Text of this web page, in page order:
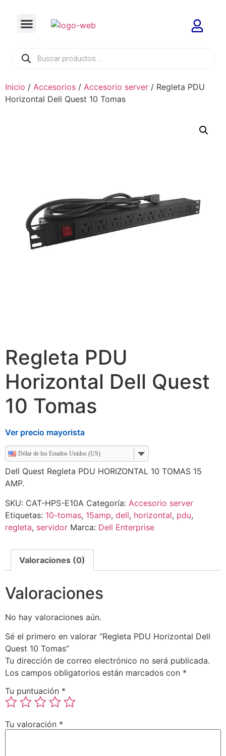
Inicio / Accesorios / Accesorio server / Regleta PDU
Horizontal Dell Quest 10 Tomas
Regleta PDU
Horizontal Dell Quest
10 Tomas
Ver precio mayorista
Dólar de los Estados Unidos (US)
Dell Quest Regleta PDU HORIZONTAL 10 TOMAS 15
AMP.
SKU: CAT-HPS-E10A Categoría: Accesorio server
Etiquetas: 10-tomas, 15amp, dell, horizontal, pdu,
regleta, servidor Marca: Dell Enterprise
Valoraciones (0)
Valoraciones
No hay valoraciones aún.
Sé el primero en valorar “Regleta PDU Horizontal Dell
Quest 10 Tomas”
Tu dirección de correo electrónico no será publicada.
Los campos obligatorios están marcados con *
Tu puntuación *
Tu valoración *